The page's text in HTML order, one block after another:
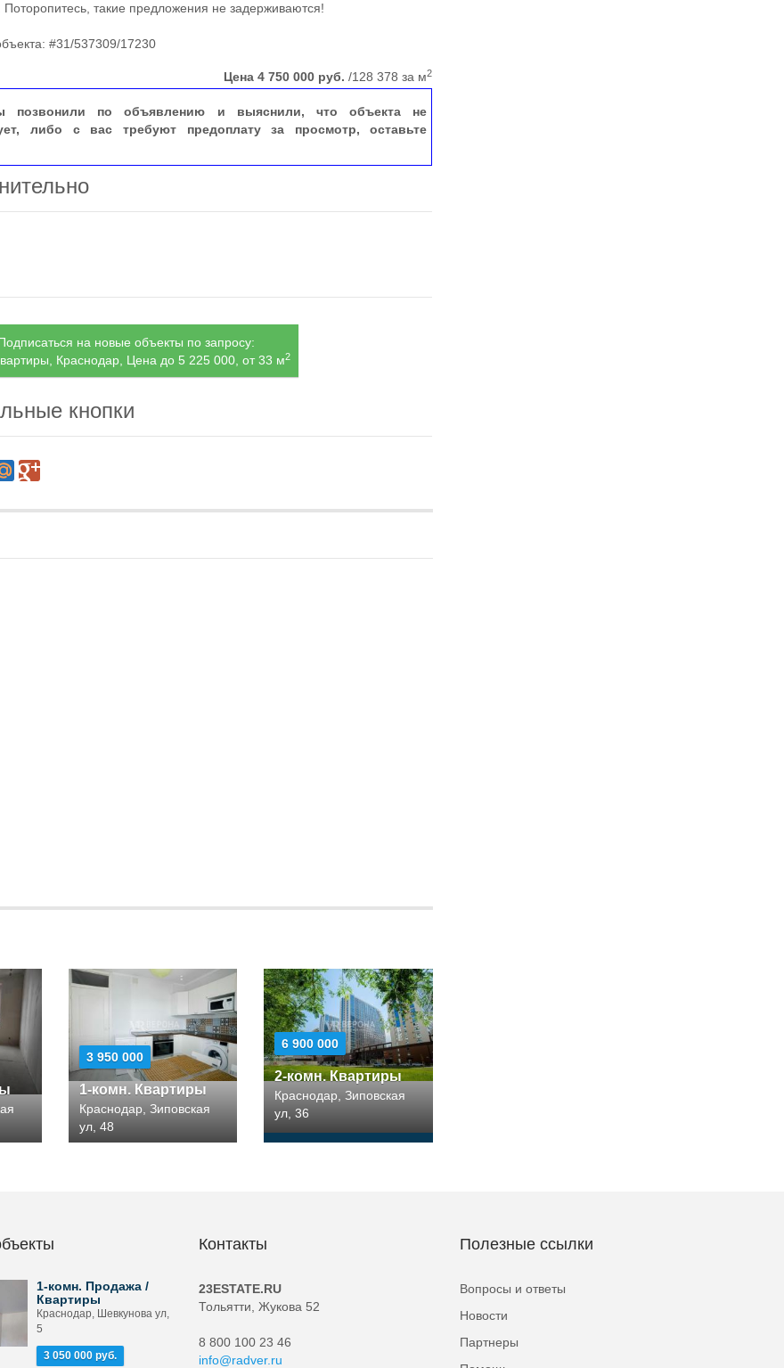
Поторопитесь, такие предложения не задерживаются!
#31/537309/17230
Цена4 750 000 руб. /128 378 за м2
позвонили по объявлению и выяснили, что объекта не
либо с вас требуют предоплату за просмотр, оставьте
на новые объекты по запросу:
Краснодар, Цена до 5 225 000, от 33 м2
кнопки
3 950 000
1-комн. Квартиры
Краснодар, Зиповская
ул, 48
6 900 000
2-комн. Квартиры
Краснодар, Зиповская
ул, 36
1-комн. Продажа /
Квартиры
Краснодар, Шевкунова ул,
5
3 050 000 руб.
Контакты
23ESTATE.RU
Тольятти, Жукова 52
8 800 100 23 46
info@radver.ru
Полезные ссылки
Вопросы и ответы
Новости
Партнеры